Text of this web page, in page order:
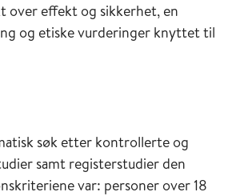
over effekt og sikkerhet, en
og etiske vurderinger knyttet til
søk etter kontrollerte og
samt registerstudier den
var: personer over 18